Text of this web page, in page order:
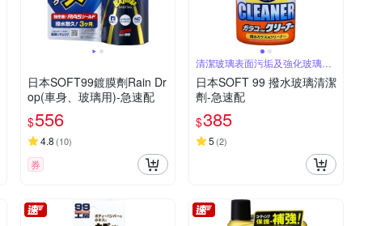
日本SOFT99鍍膜劑Rain Dr
op(車身、玻璃用)-急速配
$556
4.8 (10)
券
清潔玻璃表面污垢及強化玻璃皮
膜
日本SOFT 99 撥水玻璃清潔
劑-急速配
$385
5 (2)